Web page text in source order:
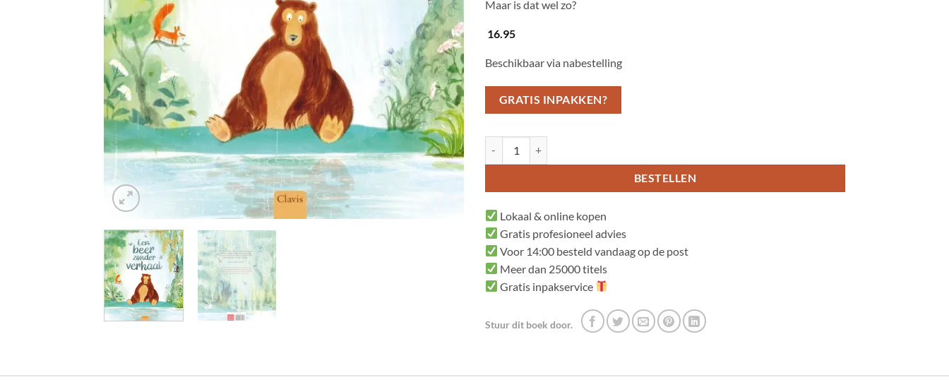
Maar is dat wel zo?
16.95
Beschikbaar via nabestelling
GRATIS INPAKKEN?
BESTELLEN
Lokaal & online kopen
Gratis profesioneel advies
Voor 14:00 besteld vandaag op de post
Meer dan 25000 titels
Gratis inpakservice
Stuur dit boek door.